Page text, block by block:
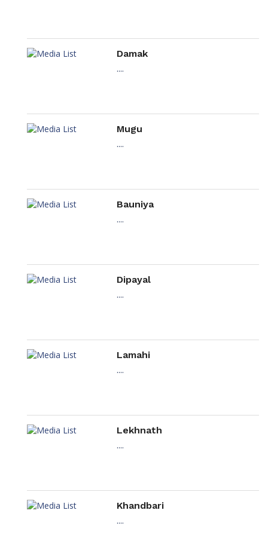
Damak
....
Mugu
....
Bauniya
....
Dipayal
....
Lamahi
....
Lekhnath
....
Khandbari
....